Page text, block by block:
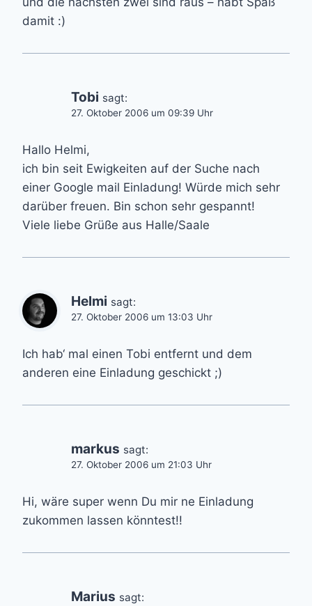
damit :)
Tobi sagt:
27. Oktober 2006 um 09:39 Uhr
Hallo Helmi,
ich bin seit Ewigkeiten auf der Suche nach
einer Google mail Einladung! Würde mich sehr
darüber freuen. Bin schon sehr gespannt!
Viele liebe Grüße aus Halle/Saale
Helmi sagt:
27. Oktober 2006 um 13:03 Uhr
Ich hab‘ mal einen Tobi entfernt und dem
anderen eine Einladung geschickt ;)
markus sagt:
27. Oktober 2006 um 21:03 Uhr
Hi, wäre super wenn Du mir ne Einladung
zukommen lassen könntest!!
Marius sagt: